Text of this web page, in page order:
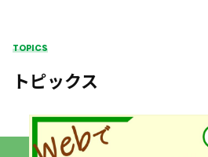
TOPICS
トピックス